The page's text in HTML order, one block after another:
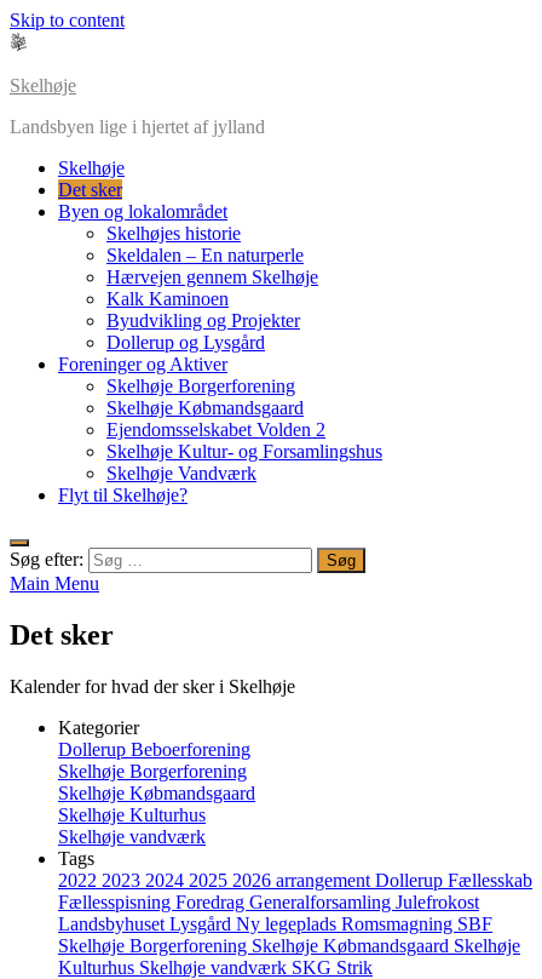
Skip to content
Skelhøje
Landsbyen lige i hjertet af jylland
Skelhøje
Det sker
Byen og lokalområdet
Skelhøjes historie
Skeldalen – En naturperle
Hærvejen gennem Skelhøje
Kalk Kaminoen
Byudvikling og Projekter
Dollerup og Lysgård
Foreninger og Aktiver
Skelhøje Borgerforening
Skelhøje Købmandsgaard
Ejendomsselskabet Volden 2
Skelhøje Kultur- og Forsamlingshus
Skelhøje Vandværk
Flyt til Skelhøje?
Søg efter:
Main Menu
Det sker
Kalender for hvad der sker i Skelhøje
Kategorier
Dollerup Beboerforening
Skelhøje Borgerforening
Skelhøje Købmandsgaard
Skelhøje Kulturhus
Skelhøje vandværk
Tags
2022 2023 2024 2025 2026 arrangement Dollerup Fællesskab
Fællesspisning Foredrag Generalforsamling Julefrokost
Landsbyhuset Lysgård Ny legeplads Romsmagning SBF
Skelhøje Borgerforening Skelhøje Købmandsgaard Skelhøje
Kulturhus Skelhøje vandværk SKG Strik